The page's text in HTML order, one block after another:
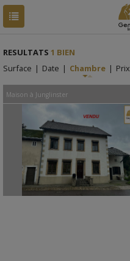
RESULTATS 1 BIEN
Surface | Date | Chambre | Prix
Maison à Junglinster